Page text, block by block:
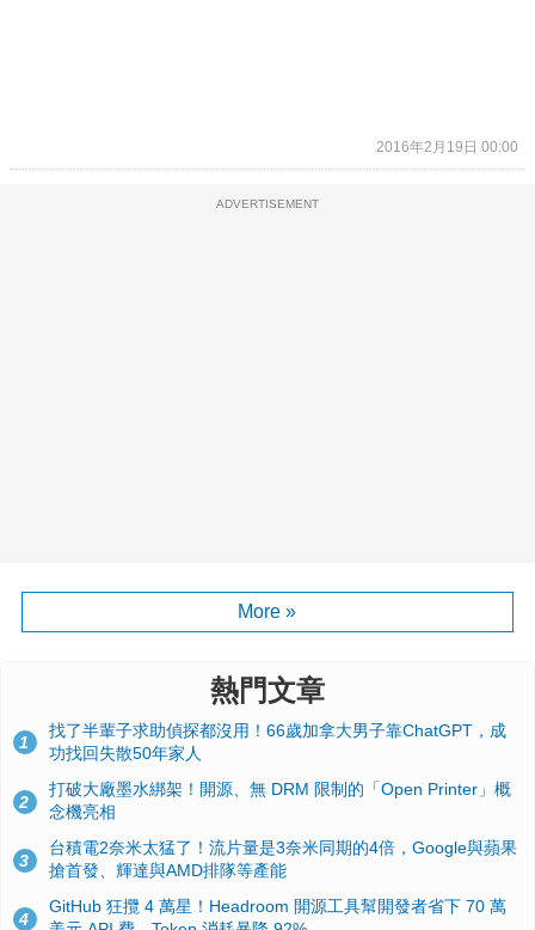
2016年2月19日 00:00
ADVERTISEMENT
More »
熱門文章
1
找了半輩子求助偵探都沒用！66歲加拿大男子靠ChatGPT，成
功找回失散50年家人
2
打破大廠墨水綁架！開源、無 DRM 限制的「Open Printer」概
念機亮相
3
台積電2奈米太猛了！流片量是3奈米同期的4倍，Google與蘋果
搶首發、輝達與AMD排隊等產能
4
GitHub 狂攬 4 萬星！Headroom 開源工具幫開發者省下 70 萬